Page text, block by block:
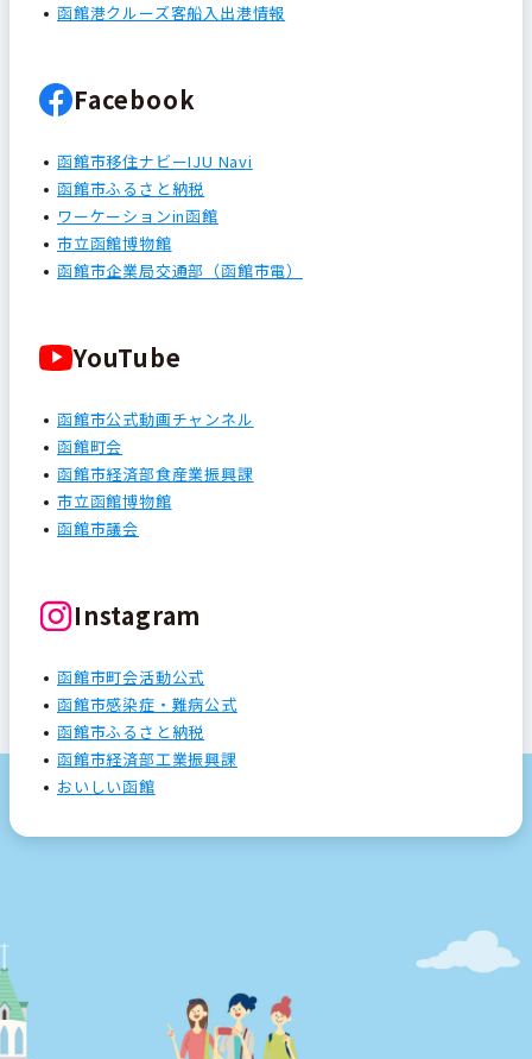
函館港クルーズ客船入出港情報
Facebook
函館市移住ナビーIJU Navi
函館市ふるさと納税
ワーケーションin函館
市立函館博物館
函館市企業局交通部（函館市電）
YouTube
函館市公式動画チャンネル
函館町会
函館市経済部食産業振興課
市立函館博物館
函館市議会
Instagram
函館市町会活動公式
函館市感染症・難病公式
函館市ふるさと納税
函館市経済部工業振興課
おいしい函館